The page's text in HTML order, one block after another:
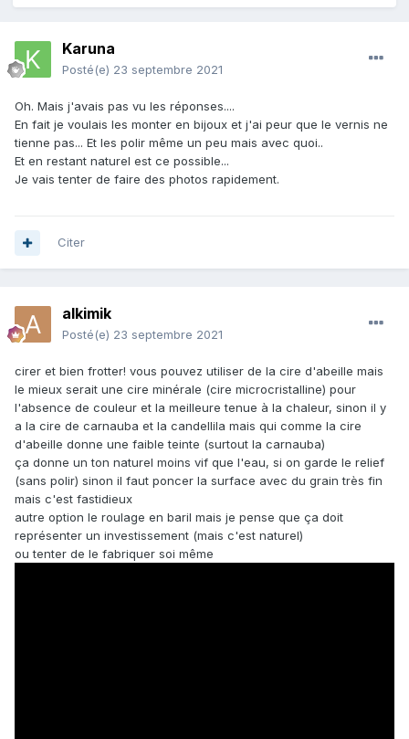
Karuna
Posté(e) 23 septembre 2021
Oh. Mais j'avais pas vu les réponses....
En fait je voulais les monter en bijoux et j'ai peur que le vernis ne
tienne pas... Et les polir même un peu mais avec quoi..
Et en restant naturel est ce possible...
Je vais tenter de faire des photos rapidement.
Citer
alkimik
Posté(e) 23 septembre 2021
cirer et bien frotter! vous pouvez utiliser de la cire d'abeille mais
le mieux serait une cire minérale (cire microcristalline) pour
l'absence de couleur et la meilleure tenue à la chaleur, sinon il y
a la cire de carnauba et la candellila mais qui comme la cire
d'abeille donne une faible teinte (surtout la carnauba)
ça donne un ton naturel moins vif que l'eau, si on garde le relief
(sans polir) sinon il faut poncer la surface avec du grain très fin
mais c'est fastidieux
autre option le roulage en baril mais je pense que ça doit
représenter un investissement (mais c'est naturel)
ou tenter de le fabriquer soi même